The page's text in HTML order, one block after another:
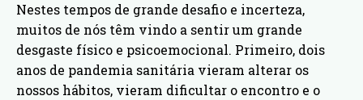
Nestes tempos de grande desafio e incerteza,
muitos de nós têm vindo a sentir um grande
desgaste físico e psicoemocional. Primeiro, dois
anos de pandemia sanitária vieram alterar os
nossos hábitos, vieram dificultar o encontro e o